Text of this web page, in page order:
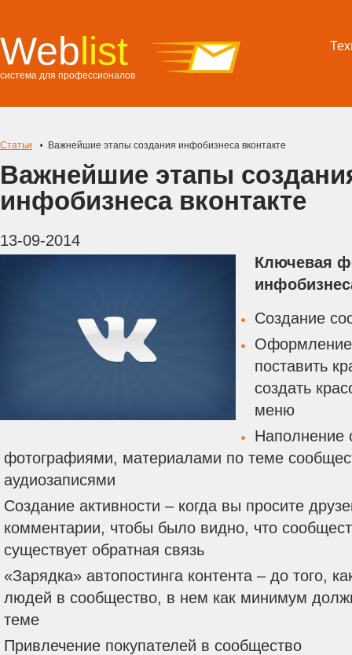
Weblist
система для профессионалов
Статьи Важнейшие этапы создания инфобизнеса вконтакте
Важнейшие этапы
инфобизнеса вконтакте
13-09-2014
Ключевая
Создание
Оформление
поставить
создать
меню
Наполнение
фотографиями, материалами по теме
аудиозаписями
Создание активности – когда вы просите
комментарии, чтобы было видно, что
существует обратная связь
«Зарядка» автопостинга контента – до того,
людей в сообщество, в нем как минимум
теме
Привлечение покупателей в сообщество